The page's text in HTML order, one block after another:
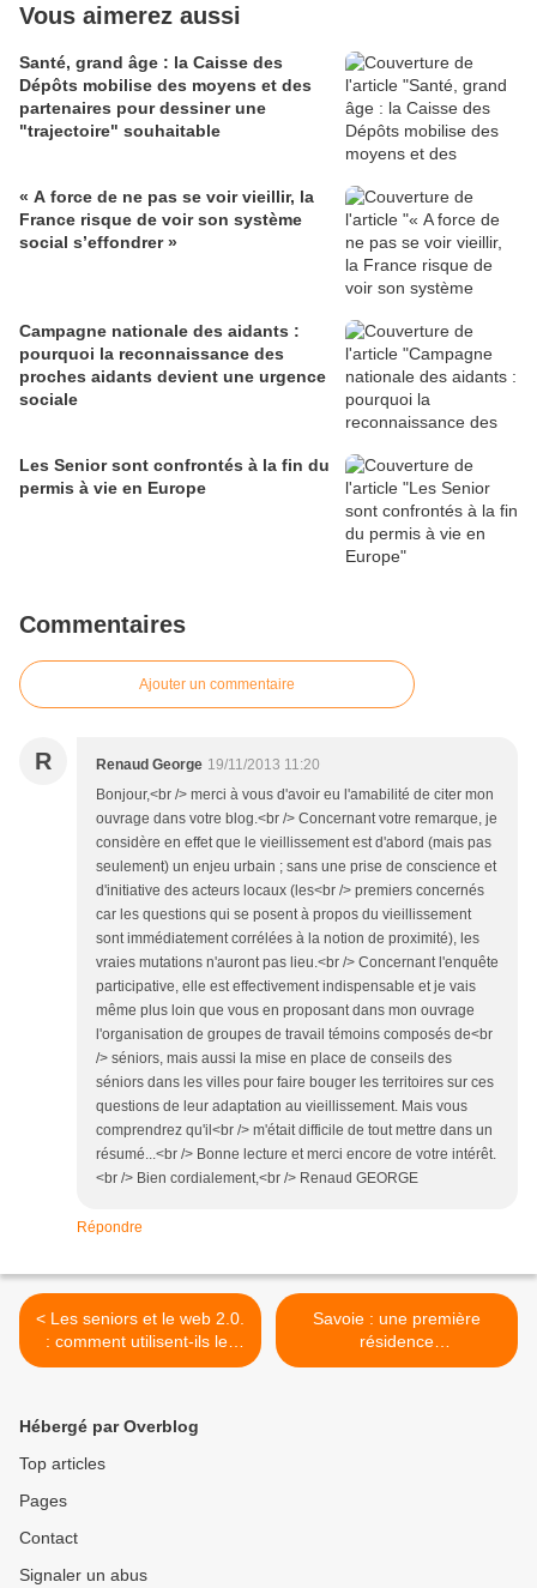
Vous aimerez aussi
Santé, grand âge : la Caisse des
Dépôts mobilise des moyens et des
partenaires pour dessiner une
"trajectoire" souhaitable
« A force de ne pas se voir vieillir, la
France risque de voir son système
social s’effondrer »
Campagne nationale des aidants :
pourquoi la reconnaissance des
proches aidants devient une urgence
sociale
Les Senior sont confrontés à la fin du
permis à vie en Europe
Commentaires
Ajouter un commentaire
R Renaud George 19/11/2013 11:20
Bonjour,<br /> merci à vous d'avoir eu l'amabilité de citer mon
ouvrage dans votre blog.<br /> Concernant votre remarque, je
considère en effet que le vieillissement est d'abord (mais pas
seulement) un enjeu urbain ; sans une prise de conscience et
d'initiative des acteurs locaux (les<br /> premiers concernés
car les questions qui se posent à propos du vieillissement
sont immédiatement corrélées à la notion de proximité), les
vraies mutations n'auront pas lieu.<br /> Concernant l'enquête
participative, elle est effectivement indispensable et je vais
même plus loin que vous en proposant dans mon ouvrage
l'organisation de groupes de travail témoins composés de<br
/> séniors, mais aussi la mise en place de conseils des
séniors dans les villes pour faire bouger les territoires sur ces
questions de leur adaptation au vieillissement. Mais vous
comprendrez qu'il<br /> m'était difficile de tout mettre dans un
résumé...<br /> Bonne lecture et merci encore de votre intérêt.
<br /> Bien cordialement,<br /> Renaud GEORGE
Répondre
< Les seniors et le web 2.0.
: comment utilisent-ils les
réseaux sociaux ?
Savoie : une première
résidence
intergénérationnelle à
Hébergé par Overblog
Top articles
Pages
Contact
Signaler un abus